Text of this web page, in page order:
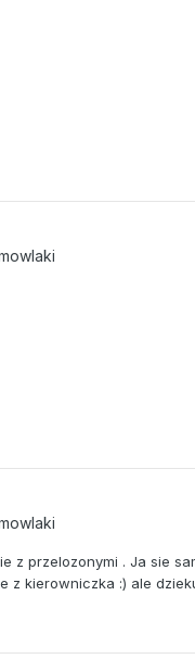
z przelozonymi . Ja sie
z kierowniczka :) ale